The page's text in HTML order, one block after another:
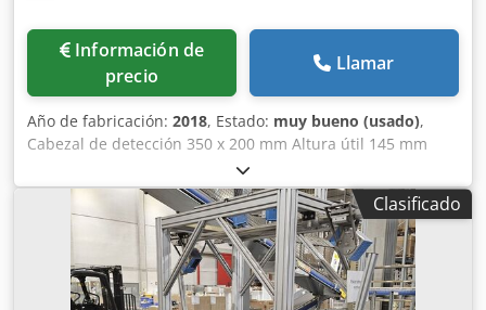
Información de
precio
Llamar
Año de fabricación: 2018, Estado: muy bueno (usado),
Cabezal de detección 350 x 200 mm Altura útil 145 mm
Cinta Intralox 1350 x 300 mm Con expulsión de productos
defectuosos en contenedor cerrado Año de construcción
2018 Dkedpfjtwq I Esx Ahler
Clasificado